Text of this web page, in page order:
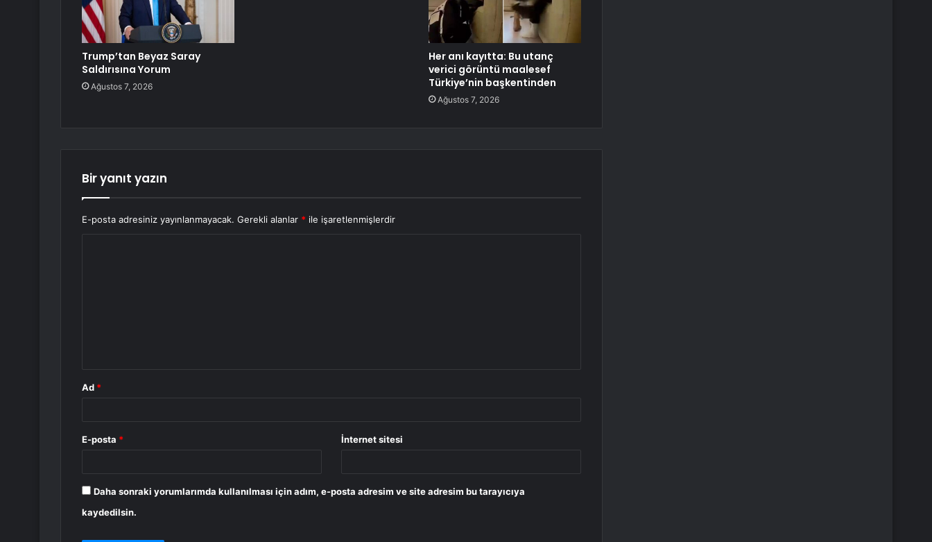
Trump’tan Beyaz Saray
Saldırısına Yorum
Ağustos 7, 2026
Her anı kayıtta: Bu utanç
verici görüntü maalesef
Türkiye’nin başkentinden
Ağustos 7, 2026
Bir yanıt yazın
E-posta adresiniz yayınlanmayacak. Gerekli alanlar * ile işaretlenmişlerdir
Ad *
E-posta * İnternet sitesi
Daha sonraki yorumlarımda kullanılması için adım, e-posta adresim ve site adresim bu tarayıcıya
kaydedilsin.